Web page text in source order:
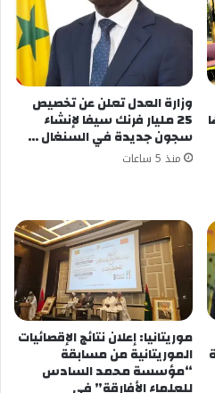
وخلّف العدوان أكثر من 213 ألف فلسطيني بين شهيد
وجريح معظمهم أطفال ونساء، وما يزيد على 9 آلاف
وزارة العدل تعلن عن تخصيص
25 مليار فرنك سيفا لإنشاء
سجون جديدة في السنغال …
منذ 5 ساعات
موريتانيا: إعلان نتائج الإقصائيات
الموريتانية من مسابقة
“مؤسسة محمد السادس
للعلماء الأفارقة” في